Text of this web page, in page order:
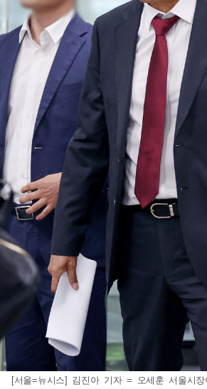
[서울=뉴시스] 김진아 기자 = 오세훈 서울시